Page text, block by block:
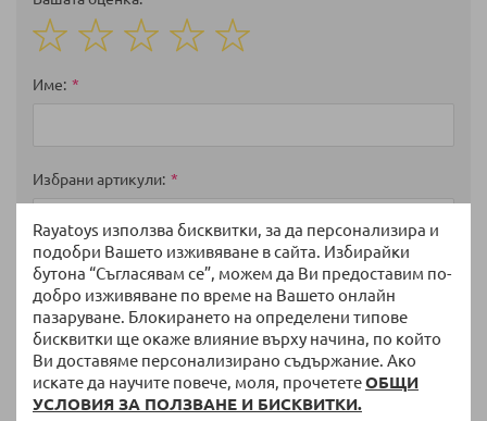
Rayatoys използва бисквитки, за да персонализира и
подобри Вашето изживяване в сайта. Избирайки
бутона “Съгласявам се”, можем да Ви предоставим по-
добро изживяване по време на Вашето онлайн
пазаруване. Блокирането на определени типове
бисквитки ще окаже влияние върху начина, по който
Ви доставяме персонализирано съдържание. Ако
искате да научите повече, моля, прочететеОБЩИ
УСЛОВИЯ ЗА ПОЛЗВАНЕ И БИСКВИТКИ.
star
stars
stars
stars
stars
Име
Избрани артикули
Мнение